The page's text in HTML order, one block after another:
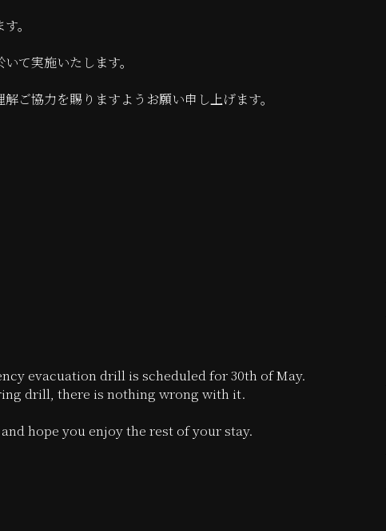
。
て実施いたします。
ご協力を賜りますようお願い申し上げます。
evacuation drill is scheduled for 30th of May.
drill, there is nothing wrong with it.
hope you enjoy the rest of your stay.